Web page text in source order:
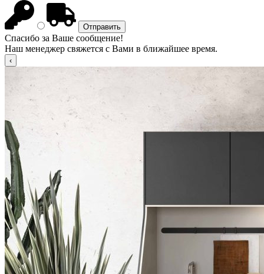
Спасибо за Ваше сообщение!
Наш менеджер свяжется с Вами в ближайшее время.